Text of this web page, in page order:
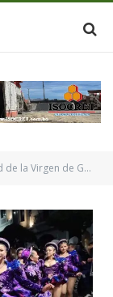
entre el 12 al 14 de septiembre en Sucre